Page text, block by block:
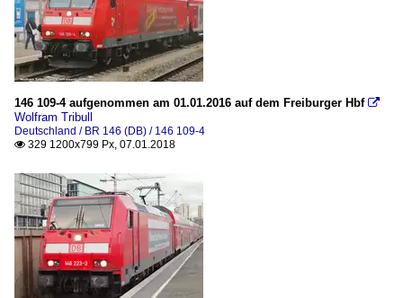
146 109-4 aufgenommen am 01.01.2016 auf dem Freiburger Hbf 
Wolfram Tribull
Deutschland / BR 146 (DB) / 146 109-4
 329 1200x799 Px, 07.01.2018